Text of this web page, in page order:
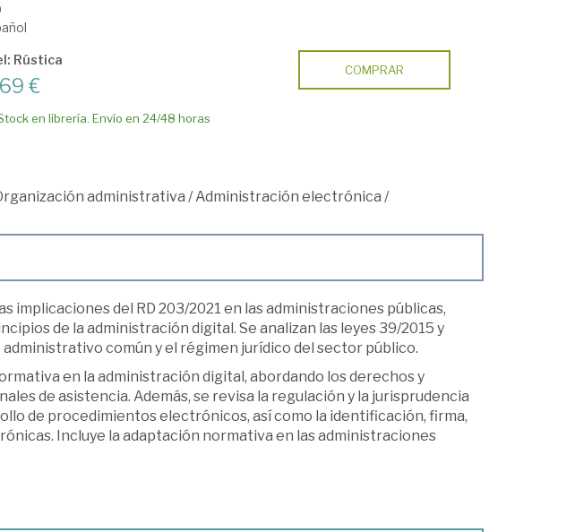
Rústica
€
en librería. Envío en 24/48 horas
COMPRAR
administrativa /Administración electrónica /
implicaciones del RD 203/2021 en las administraciones públicas,
de la administración digital. Se analizan las leyes 39/2015 y
común y el régimen jurídico del sector público.
en la administración digital, abordando los derechos y
de asistencia. Además, se revisa la regulación y la jurisprudencia
de procedimientos electrónicos, así como la identificación, firma,
Incluye la adaptación normativa en las administraciones